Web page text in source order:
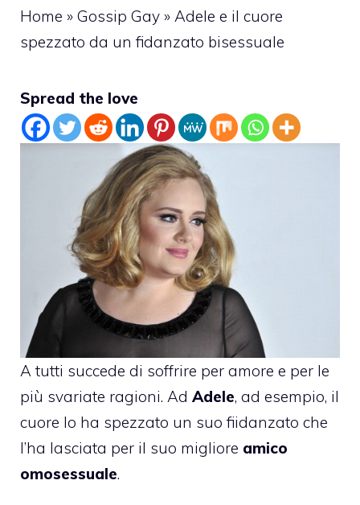
Home » Gossip Gay » Adele e il cuore
spezzato da un fidanzato bisessuale
Spread the love
A tutti succede di soffrire per amore e per le
più svariate ragioni. Ad Adele, ad esempio, il
cuore lo ha spezzato un suo fiidanzato che
l’ha lasciata per il suo migliore amico
omosessuale.